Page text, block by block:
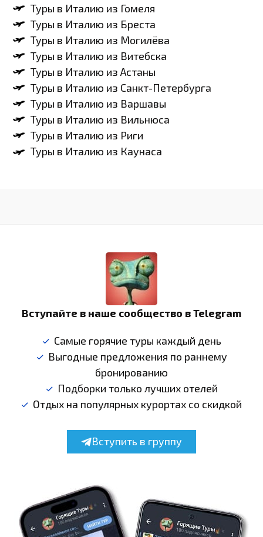
Туры в Италию из Гомеля
Туры в Италию из Бреста
Туры в Италию из Могилёва
Туры в Италию из Витебска
Туры в Италию из Астаны
Туры в Италию из Санкт-Петербурга
Туры в Италию из Варшавы
Туры в Италию из Вильнюса
Туры в Италию из Риги
Туры в Италию из Каунаса
Вступайте в наше сообщество в Telegram
Самые горячие туры каждый день
Выгодные предложения по раннему
бронированию
Подборки только лучших отелей
Отдых на популярных курортах со скидкой
Вступить в группу